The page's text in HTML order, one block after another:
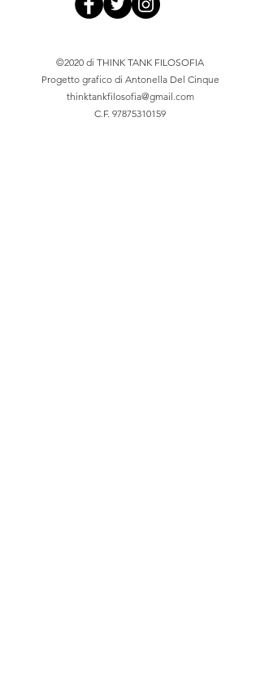
©2020 di THINK TANK FILOSOFIA
Progetto grafico di Antonella Del Cinque
thinktankfilosofia@gmail.com
C.F. 97875310159